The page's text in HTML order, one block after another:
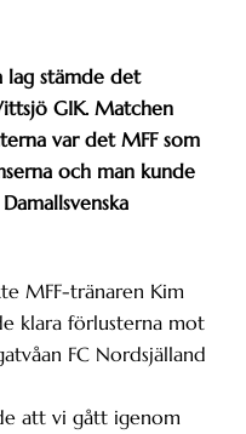
lag stämde det
GIK. Matchen
var det MFF som
och man kunde
MFF-tränaren Kim
klara förlusterna mot
FC Nordsjälland
att vi gått igenom